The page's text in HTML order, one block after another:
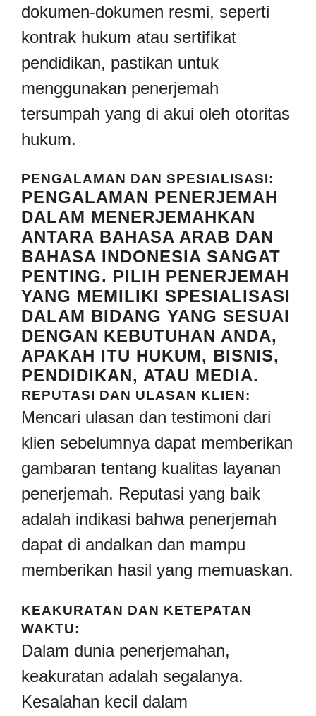
dokumen-dokumen resmi, seperti
kontrak hukum atau sertifikat
pendidikan, pastikan untuk
menggunakan penerjemah
tersumpah yang di akui oleh otoritas
hukum.
PENGALAMAN DAN SPESIALISASI:
PENGALAMAN PENERJEMAH
DALAM MENERJEMAHKAN
ANTARA BAHASA ARAB DAN
BAHASA INDONESIA SANGAT
PENTING. PILIH PENERJEMAH
YANG MEMILIKI SPESIALISASI
DALAM BIDANG YANG SESUAI
DENGAN KEBUTUHAN ANDA,
APAKAH ITU HUKUM, BISNIS,
PENDIDIKAN, ATAU MEDIA.
REPUTASI DAN ULASAN KLIEN:
Mencari ulasan dan testimoni dari
klien sebelumnya dapat memberikan
gambaran tentang kualitas layanan
penerjemah. Reputasi yang baik
adalah indikasi bahwa penerjemah
dapat di andalkan dan mampu
memberikan hasil yang memuaskan.
KEAKURATAN DAN KETEPATAN
WAKTU:
Dalam dunia penerjemahan,
keakuratan adalah segalanya.
Kesalahan kecil dalam